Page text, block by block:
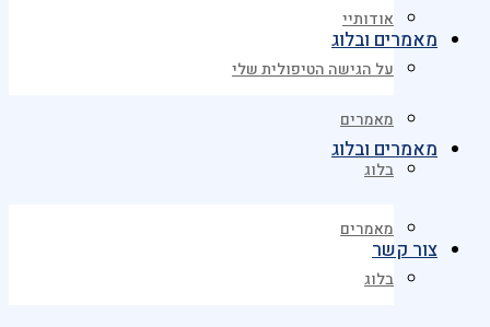
מאמרים ובלוג
מאמרים
בלוג
צור קשר
אודותיי
על הגישה הטיפולית שלי
מאמרים ובלוג
מאמרים
בלוג